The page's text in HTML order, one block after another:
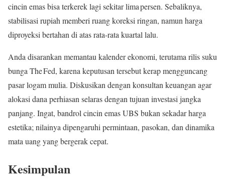
cincin emas bisa terkerek lagi sekitar lima persen. Sebaliknya,
stabilisasi rupiah memberi ruang koreksi ringan, namun harga
diproyeksi bertahan di atas rata‑rata kuartal lalu.
Anda disarankan memantau kalender ekonomi, terutama rilis suku
bunga The Fed, karena keputusan tersebut kerap mengguncang
pasar logam mulia. Diskusikan dengan konsultan keuangan agar
alokasi dana perhiasan selaras dengan tujuan investasi jangka
panjang. Ingat, bandrol cincin emas UBS bukan sekadar harga
estetika; nilainya dipengaruhi permintaan, pasokan, dan dinamika
mata uang yang bergerak cepat.
Kesimpulan